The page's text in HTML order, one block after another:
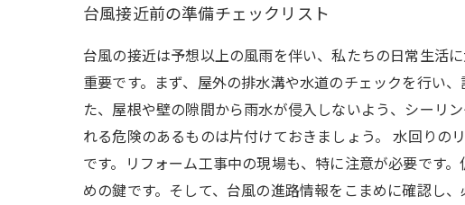
台風接近前の準備チェックリスト
台風の接近は予想以上の風雨を伴い、私たちの日常生活
重要です。まず、屋外の排水溝や水道のチェックを行い
た、屋根や壁の隙間から雨水が侵入しないよう、シーリ
れる危険のあるものは片付けておきましょう。 水回りの
です。リフォーム工事中の現場も、特に注意が必要です
めの鍵です。そして、台風の進路情報をこまめに確認し